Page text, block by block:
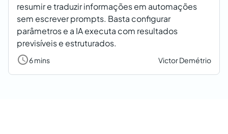
resumir e traduzir informações em automações
sem escrever prompts. Basta configurar
parâmetros e a IA executa com resultados
previsíveis e estruturados.
6 mins Victor Demétrio